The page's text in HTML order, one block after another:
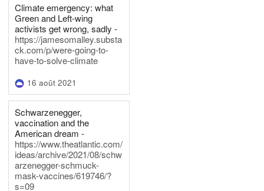
Climate emergency: what
Green and Left-wing
activists get wrong, sadly -
https://jamesomalley.substa
ck.com/p/were-going-to-
have-to-solve-climate
16 août 2021
Schwarzenegger,
vaccination and the
American dream -
https://www.theatlantic.com/
ideas/archive/2021/08/schw
arzenegger-schmuck-
mask-vaccines/619746/?
s=09